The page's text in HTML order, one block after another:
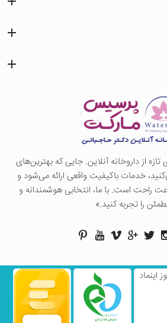
از داروخانه آنلاین. جایی که بهترین‌های
خدمات باکیفیت واقعی ارائه می‌شود و
راحت است. با ما، انتخابی هوشمندانه و
را تجربه کنید.»